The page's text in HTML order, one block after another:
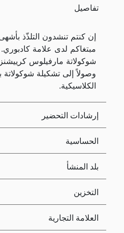
تفاصيل
إن كنتم تنشدون التلذّذ
مبتغاكم لدى علامة كادبوري.
شوكولاتة مارفيلوس
وصولاً إلى تشكيلة شوكولاتة
الكلاسيكية.
إرشادات التحضير
الحساسية
بلد المنشأ
التخزين
العلامة التجارية